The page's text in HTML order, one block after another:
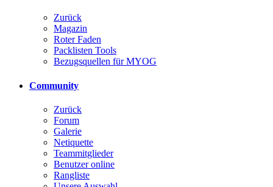
Zurück
Magazin
Roter Faden
Packlisten Tools
Bezugsquellen für MYOG
Community
Zurück
Forum
Galerie
Netiquette
Teammitglieder
Benutzer online
Rangliste